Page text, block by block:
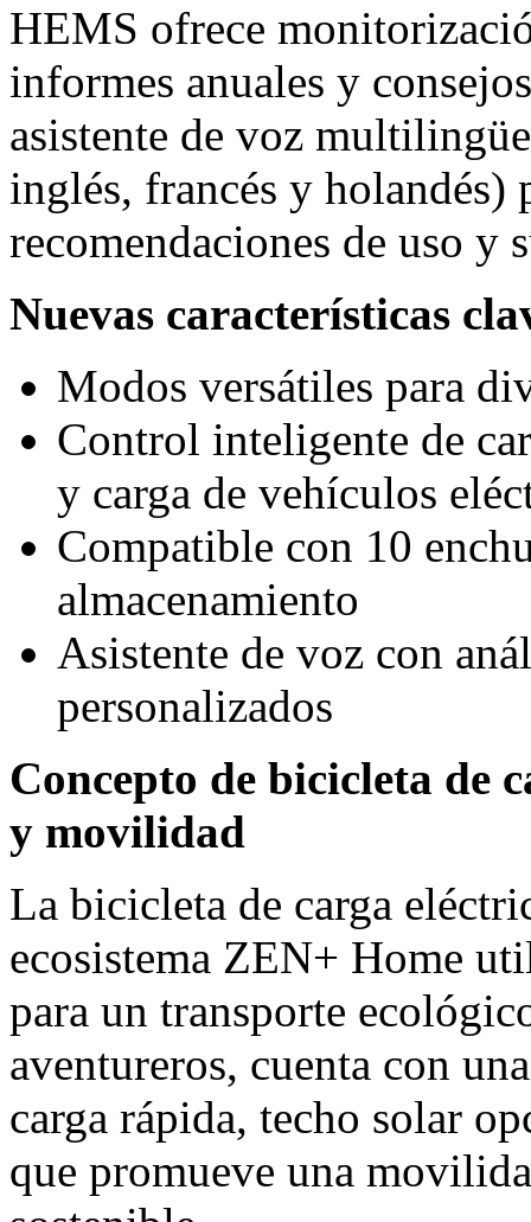
HEMS ofrece
informes anuales y
asistente de voz
inglés, francés y
recomendaciones de uso y
Nuevas características
Modos versátiles para
Control inteligente de
y carga de vehículos
Compatible con 10
almacenamiento
Asistente de voz con
personalizados
Concepto de bicicleta de
y movilidad
La bicicleta de carga
ecosistema ZEN+ Home
para un transporte
aventureros, cuenta con
carga rápida, techo solar
que promueve una